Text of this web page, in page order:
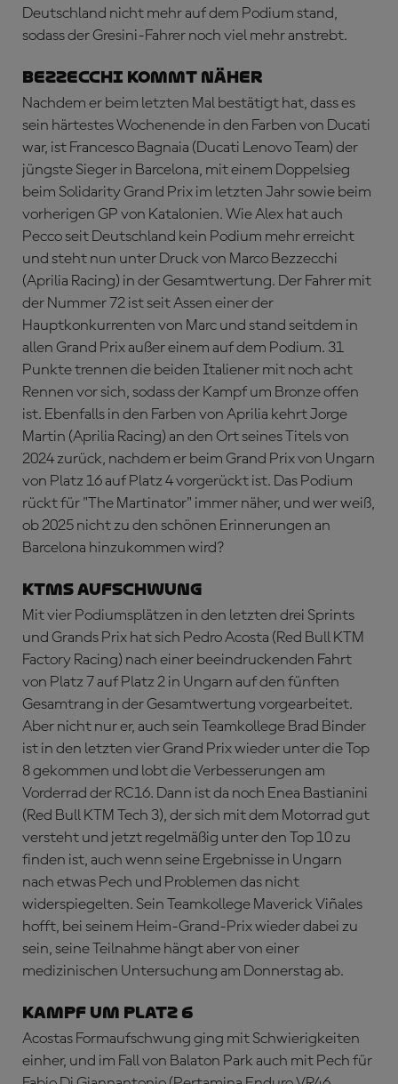
Deutschland nicht mehr auf dem Podium stand,
sodass der Gresini-Fahrer noch viel mehr anstrebt.
BEZZECCHI KOMMT NÄHER
Nachdem er beim letzten Mal bestätigt hat, dass es
sein härtestes Wochenende in den Farben von Ducati
war, ist Francesco Bagnaia (Ducati Lenovo Team) der
jüngste Sieger in Barcelona, mit einem Doppelsieg
beim Solidarity Grand Prix im letzten Jahr sowie beim
vorherigen GP von Katalonien. Wie Alex hat auch
Pecco seit Deutschland kein Podium mehr erreicht
und steht nun unter Druck von Marco Bezzecchi
(Aprilia Racing) in der Gesamtwertung. Der Fahrer mit
der Nummer 72 ist seit Assen einer der
Hauptkonkurrenten von Marc und stand seitdem in
allen Grand Prix außer einem auf dem Podium. 31
Punkte trennen die beiden Italiener mit noch acht
Rennen vor sich, sodass der Kampf um Bronze offen
ist. Ebenfalls in den Farben von Aprilia kehrt Jorge
Martin (Aprilia Racing) an den Ort seines Titels von
2024 zurück, nachdem er beim Grand Prix von Ungarn
von Platz 16 auf Platz 4 vorgerückt ist. Das Podium
rückt für "The Martinator" immer näher, und wer weiß,
ob 2025 nicht zu den schönen Erinnerungen an
Barcelona hinzukommen wird?
KTMs Aufschwung
Mit vier Podiumsplätzen in den letzten drei Sprints
und Grands Prix hat sich Pedro Acosta (Red Bull KTM
Factory Racing) nach einer beeindruckenden Fahrt
von Platz 7 auf Platz 2 in Ungarn auf den fünften
Gesamtrang in der Gesamtwertung vorgearbeitet.
Aber nicht nur er, auch sein Teamkollege Brad Binder
ist in den letzten vier Grand Prix wieder unter die Top
8 gekommen und lobt die Verbesserungen am
Vorderrad der RC16. Dann ist da noch Enea Bastianini
(Red Bull KTM Tech 3), der sich mit dem Motorrad gut
versteht und jetzt regelmäßig unter den Top 10 zu
finden ist, auch wenn seine Ergebnisse in Ungarn
nach etwas Pech und Problemen das nicht
widerspiegelten. Sein Teamkollege Maverick Viñales
hofft, bei seinem Heim-Grand-Prix wieder dabei zu
sein, seine Teilnahme hängt aber von einer
medizinischen Untersuchung am Donnerstag ab.
KAMPF UM PLATZ 6
Acostas Formaufschwung ging mit Schwierigkeiten
einher, und im Fall von Balaton Park auch mit Pech für